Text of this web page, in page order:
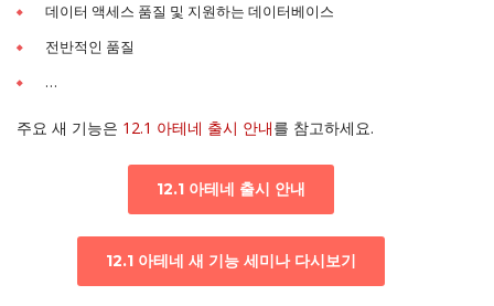
데이터 액세스 품질 및 지원하는 데이터베이스
전반적인 품질
…
주요 새 기능은 12.1 아테네 출시 안내를 참고하세요.
12.1 아테네 출시 안내
12.1 아테네 새 기능 세미나 다시보기